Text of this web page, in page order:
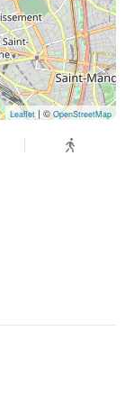
Leaflet| ©OpenStreetMap